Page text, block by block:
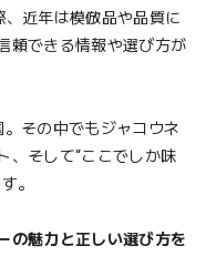
近年は模倣品や品質に
頼できる情報や選び方が
その中でもジャコウネ
、そして“ここでしか味
。
の魅力と正しい選び方を